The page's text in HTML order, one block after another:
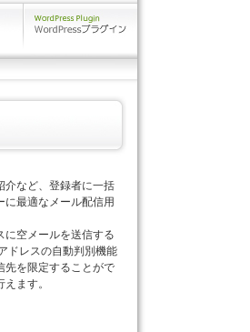
介など、登録者に一括
に最適なメール配信用
に空メールを送信する
ドレスの自動判別機能
先を限定することがで
ます。